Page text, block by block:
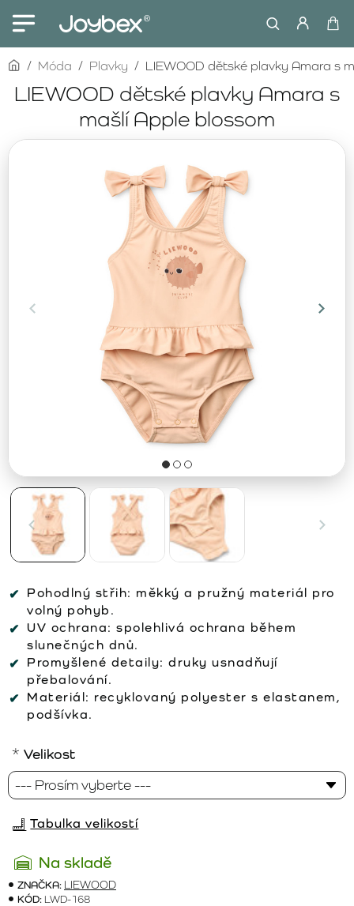
LIEWOOD dětské plavky Amara s
mašlí Apple blossom
homeMóda Plavky LIEWOOD dětské plavky Amara s
Pohodlný střih: měkký a pružný materiál pro
volný pohyb.
UV ochrana: spolehlivá ochrana během
slunečných dnů.
Promyšlené detaily: druky usnadňují
přebalování.
Materiál: recyklovaný polyester s elastanem,
podšívka.
Na skladě
ZNAČKA: LIEWOOD
KÓD: LWD-168
Velikost
Tabulka velikostí